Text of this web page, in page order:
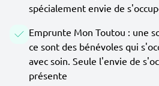
spécialement envie de
Emprunte Mon Toutou : une
ce sont des bénévoles qui
avec soin. Seule l'envie de
présente